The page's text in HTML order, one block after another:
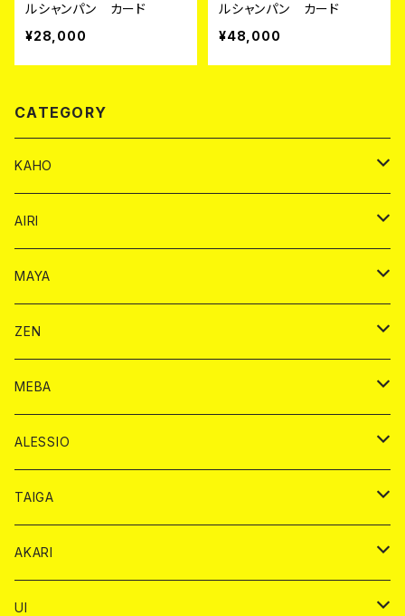
ルシャンパン カード
¥28,000
ルシャンパン カード
¥48,000
CATEGORY
KAHO
シャンパンカード
モエシャンドン カード
ヴーヴクリコ カード
BAIKA カード
ノーマル カード
プレミアム カード
ドリンク カード
１ドリンクカード
ショット
チェキ カード
チェキ １５００円
AIRI
シャンパン カード
モエシャンドン カード
ヴーヴクリコ カード
BAIKA カード
ノーマル カード
プレミアム カード
ドリンク カード
１ドリンク カード
ショット
チェキ カード
チェキ １５００円
MAYA
ドリンク
1ドリンク
ショット
チェキ
BAIKA
ZEN
ドリンク
シャンパン
ショット
チェキ
BAIKA
MEBA
ドリンク
シャンパンカード
ドリンクカード
チップ
チェキ
ALESSIO
ドリンク
シャンパン
1ドリンク
チップ
TAIGA
ドリンク
シャンパン
チップ
AKARI
ドリンク
UI